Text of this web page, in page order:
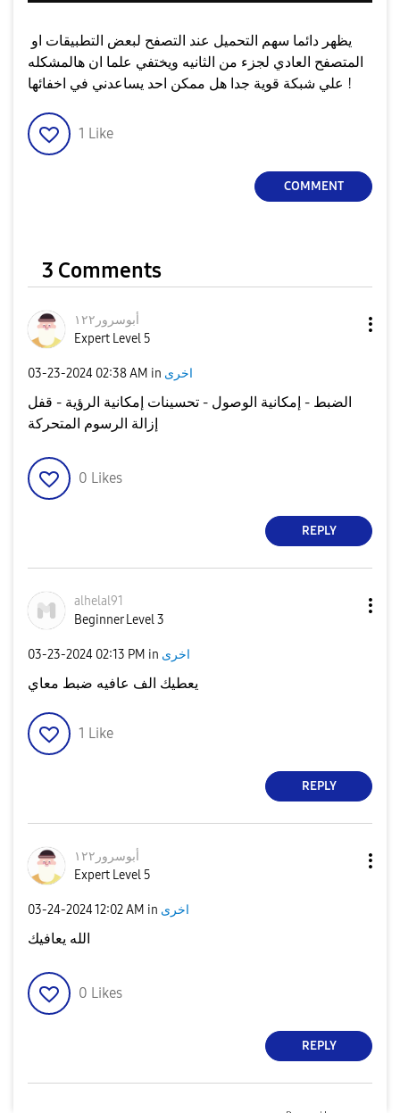
المتصفح العادي لجزء من الثانيه ويختفي علما ان هالمشكله
علي شبكة قوية جدا هل ممكن احد يساعدني في اخفائها !
1 Like
COMMENT
3 Comments
أبوسرور١٢٢
Expert Level 5
‎03-23-2024 02:38 AM in اخرى
الضبط - إمكانية الوصول - تحسينات إمكانية الرؤية - قفل
0 Likes
REPLY
alhelal91
Beginner Level 3
‎03-23-2024 02:13 PM in اخرى
يعطيك الف عافيه ضبط معاي
1 Like
REPLY
أبوسرور١٢٢
Expert Level 5
‎03-24-202412:02 AM in اخرى
0 Likes
REPLY